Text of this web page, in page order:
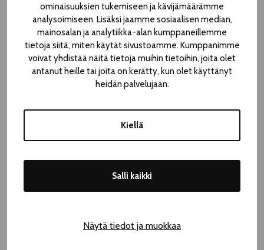
ominaisuuksien tukemiseen ja kävijämäärämme
analysoimiseen. Lisäksi jaamme sosiaalisen median,
mainosalan ja analytiikka-alan kumppaneillemme
tietoja siitä, miten käytät sivustoamme. Kumppanimme
voivat yhdistää näitä tietoja muihin tietoihin, joita olet
antanut heille tai joita on kerätty, kun olet käyttänyt
heidän palvelujaan.
Kiellä
Salli kaikki
Näytä tiedot ja muokkaa
Vuoden 2026 OFF-ohjelmistoa